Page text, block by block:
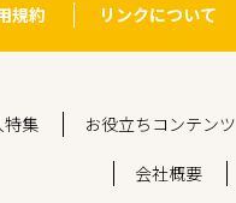
規約 リンクについて
特集 お役立ちコンテンツ
会社概要